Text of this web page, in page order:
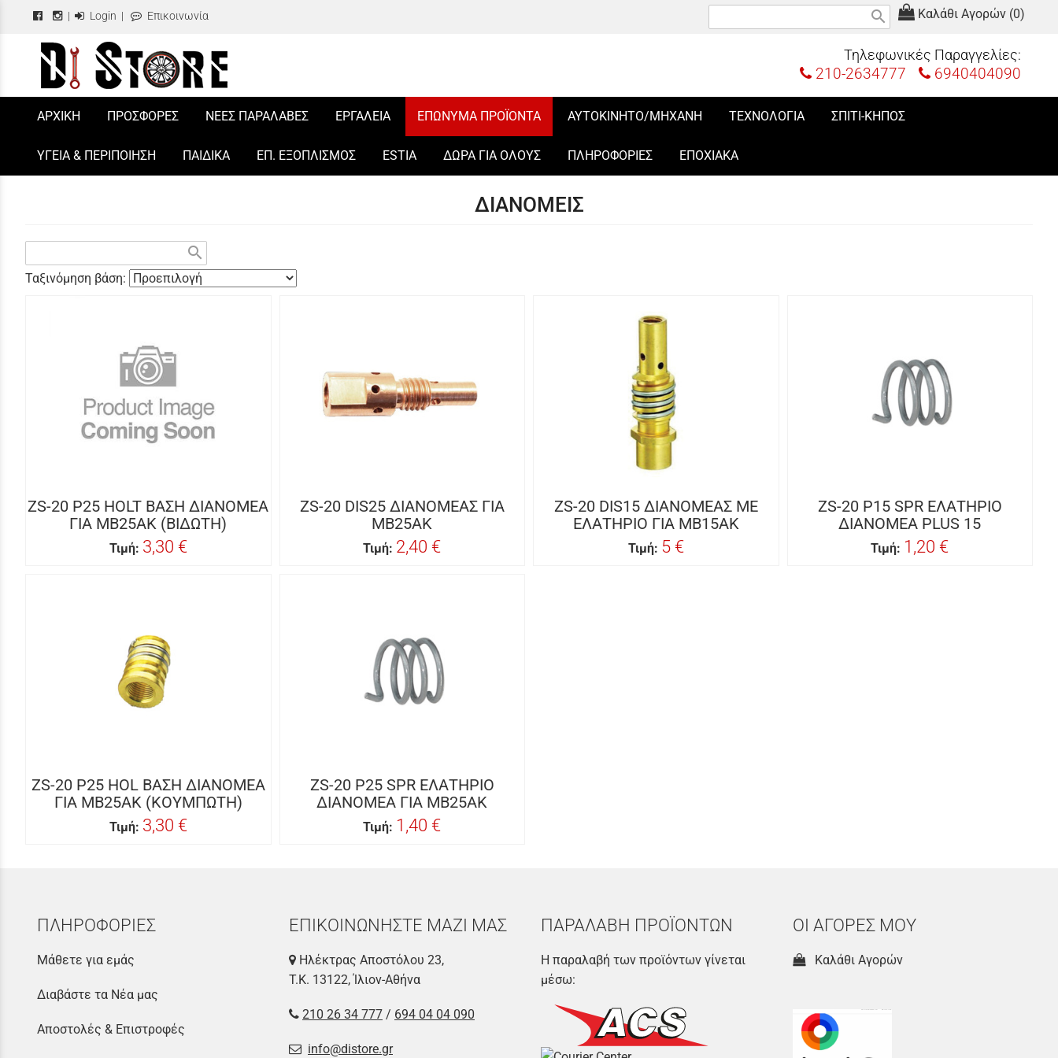
| Login | Επικοινωνία Καλάθι Αγορών (0)
search
Τηλεφωνικές Παραγγελίες:
210-2634777 6940404090
/
ΑΡΧΙΚΗ ΠΡΟΣΦΟΡΕΣ ΝΕΕΣ ΠΑΡΑΛΑΒΕΣ ΕΡΓΑΛΕΙΑ ΕΠΩΝΥΜΑ ΠΡΟΪΟΝΤΑ ΑΥΤΟΚΙΝΗΤΟ/ΜΗΧΑΝΗ ΤΕΧΝΟΛΟΓΙΑ ΣΠΙΤΙ-ΚΗΠΟΣ
ΥΓΕΙΑ & ΠΕΡΙΠΟΙΗΣΗ ΠΑΙΔΙΚΑ ΕΠ. ΕΞΟΠΛΙΣΜΟΣ ESTIA ΔΩΡΑ ΓΙΑ ΟΛΟΥΣ ΠΛΗΡΟΦΟΡΙΕΣ ΕΠΟΧΙΑΚΑ
ΔΙΑΝΟΜΕΙΣ
search
Ταξινόμηση βάση:
ZS-20 P25 HOLT ΒΑΣΗ ΔΙΑΝΟΜΕΑ
ΓΙΑ MB25AK (ΒΙΔΩΤΗ)
Τιμή: 3,30 €
ZS-20 DIS25 ΔΙΑΝΟΜΕΑΣ ΓΙΑ
MB25AK
Τιμή: 2,40 €
ZS-20 DIS15 ΔΙΑΝΟΜΕΑΣ ΜΕ
ΕΛΑΤΗΡΙΟ ΓΙΑ MB15AK
Τιμή: 5 €
ZS-20 P15 SPR ΕΛΑΤΗΡΙΟ
ΔΙΑΝΟΜΕΑ PLUS 15
Τιμή: 1,20 €
ZS-20 P25 HOL ΒΑΣΗ ΔΙΑΝΟΜΕΑ
ΓΙΑ MB25AK (ΚΟΥΜΠΩΤΗ)
Τιμή: 3,30 €
ZS-20 P25 SPR ΕΛΑΤΗΡΙΟ
ΔΙΑΝΟΜΕΑ ΓΙΑ MB25AK
Τιμή: 1,40 €
ΠΛΗΡΟΦΟΡΙΕΣ
Μάθετε για εμάς
Διαβάστε τα Νέα μας
Αποστολές & Επιστροφές
ΕΠΙΚΟΙΝΩΝΗΣΤΕ ΜΑΖΙ ΜΑΣ
Ηλέκτρας Αποστόλου 23,
Τ.Κ. 13122, Ίλιον-Αθήνα
210 26 34 777 / 694 04 04 090
info@distore.gr
ΠΑΡΑΛΑΒΗ ΠΡΟΪΟΝΤΩΝ
Η παραλαβή των προϊόντων γίνεται
μέσω:
ΟΙ ΑΓΟΡΕΣ ΜΟΥ
Καλάθι Αγορών